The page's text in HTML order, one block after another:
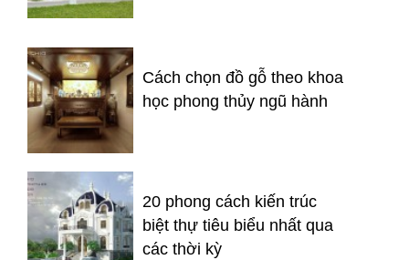
Cách chọn đồ gỗ theo khoa
học phong thủy ngũ hành
20 phong cách kiến trúc
biệt thự tiêu biểu nhất qua
các thời kỳ